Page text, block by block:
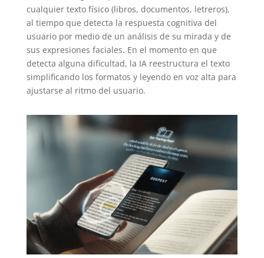
cualquier texto físico (libros, documentos, letreros),
al tiempo que detecta la respuesta cognitiva del
usuario por medio de un análisis de su mirada y de
sus expresiones faciales. En el momento en que
detecta alguna dificultad, la IA reestructura el texto
simplificando los formatos y leyendo en voz alta para
ajustarse al ritmo del usuario.